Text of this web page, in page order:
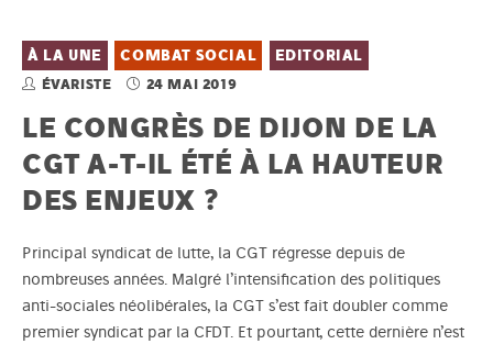
À LA UNE COMBAT SOCIAL EDITORIAL
ÉVARISTE 24 MAI 2019
LE CONGRÈS DE DIJON DE LA
CGT A-T-IL ÉTÉ À LA HAUTEUR
DES ENJEUX ?
Principal syndicat de lutte, la CGT régresse depuis de
nombreuses années. Malgré l’intensification des politiques
anti-sociales néolibérales, la CGT s’est fait doubler comme
premier syndicat par la CFDT. Et pourtant, cette dernière n’est